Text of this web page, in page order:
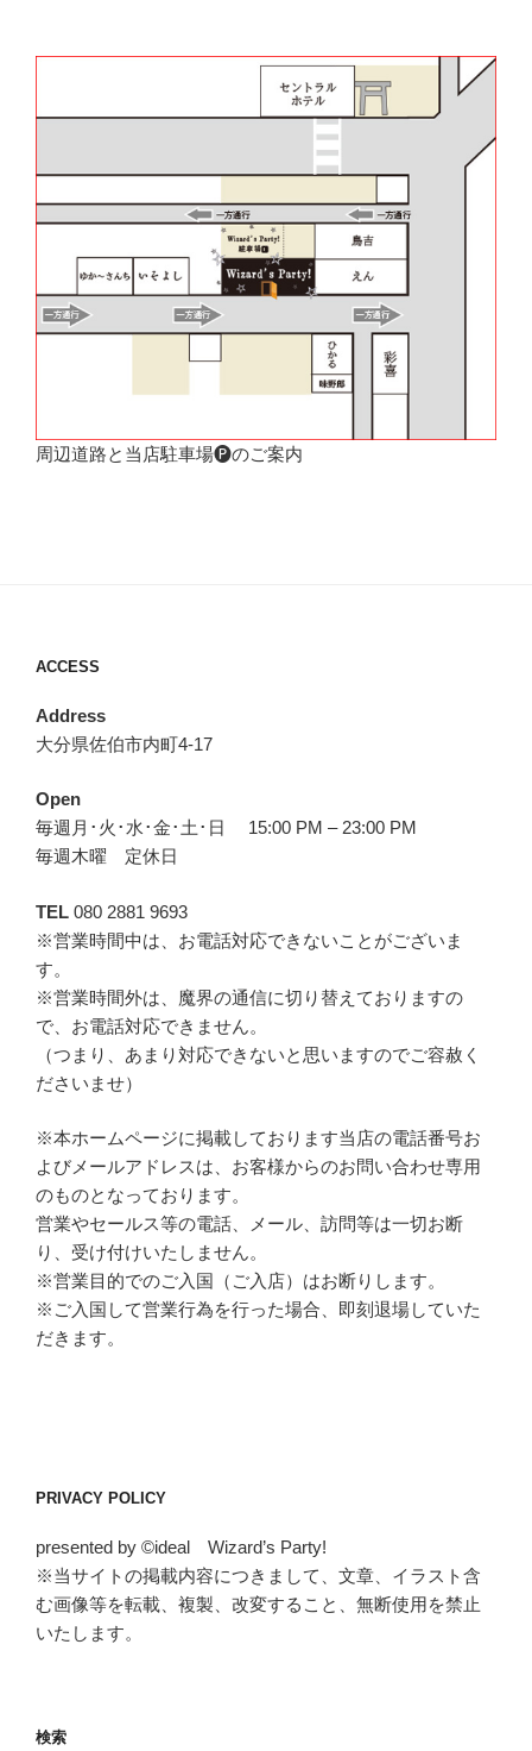
周辺道路と当店駐車場🅟のご案内
ACCESS
Address
大分県佐伯市内町4-17
Open
毎週月･火･水･金･土･日 15:00 PM – 23:00 PM
毎週木曜 定休日
TEL 080 2881 9693
※営業時間中は、お電話対応できないことがございま
す。
※営業時間外は、魔界の通信に切り替えておりますの
で、お電話対応できません。
（つまり、あまり対応できないと思いますのでご容赦く
ださいませ）
※本ホームページに掲載しております当店の電話番号お
よびメールアドレスは、お客様からのお問い合わせ専用
のものとなっております。
営業やセールス等の電話、メール、訪問等は一切お断
り、受け付けいたしません。
※営業目的でのご入国（ご入店）はお断りします。
※ご入国して営業行為を行った場合、即刻退場していた
だきます。
PRIVACY POLICY
presented by ©ideal Wizard’s Party!
※当サイトの掲載内容につきまして、文章、イラスト含
む画像等を転載、複製、改変すること、無断使用を禁止
いたします。
検索